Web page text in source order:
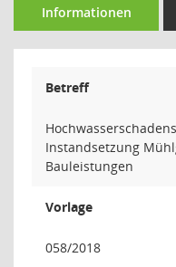
Informationen
Betreff
Instandsetzung
Bauleistungen
Vorlage
058/2018